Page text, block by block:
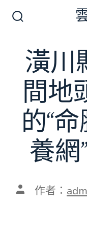
切
換
開
關潢川
間地
的“
養網
文 作者：